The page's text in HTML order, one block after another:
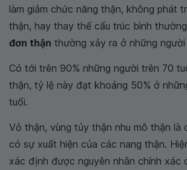
làm giảm chức năng thận, không phát
thận, hay thay thế cấu trúc bình
đơn thận thường xảy ra ở những
Có tới trên 90% những người trên 70
thận, tỷ lệ này đạt khoảng 50% ở
tuổi.
Vỏ thận, vùng tủy thận nhu mô thận là
có sự xuất hiện của các nang thận.
xác định được nguyên nhân chính xác